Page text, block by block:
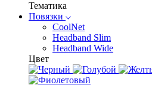
Тематика
Повязки
CoolNet
Headband Slim
Headband Wide
Цвет